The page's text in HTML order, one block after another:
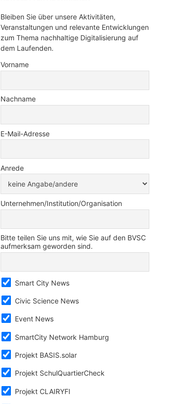
Bleiben Sie über unsere Aktivitäten,
Veranstaltungen und relevante Entwicklungen
zum Thema nachhaltige Digitalisierung auf
dem Laufenden.
Vorname
Nachname
E-Mail-Adresse
Anrede
Unternehmen/Institution/Organisation
Bitte teilen Sie uns mit, wie Sie auf den BVSC
aufmerksam geworden sind.
Smart City News
Civic Science News
Event News
SmartCity Network Hamburg
Projekt BASIS.solar
Projekt SchulQuartierCheck
Projekt CLAIRYFI